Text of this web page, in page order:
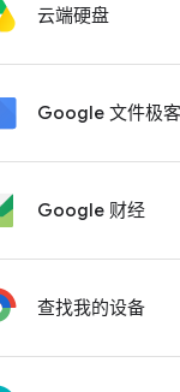
云端硬盘
Google 文件极客
Google 财经
查找我的设备